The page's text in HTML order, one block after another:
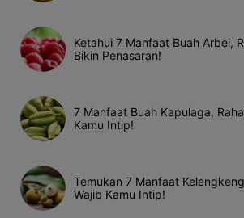
Ketahui 7 Manfaat Buah Arbei,
Bikin Penasaran!
7 Manfaat Buah Kapulaga,
Kamu Intip!
Temukan 7 Manfaat
Wajib Kamu Intip!